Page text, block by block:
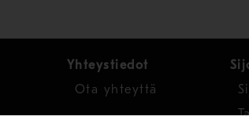
Yhteystiedot
Ota yhteyttä